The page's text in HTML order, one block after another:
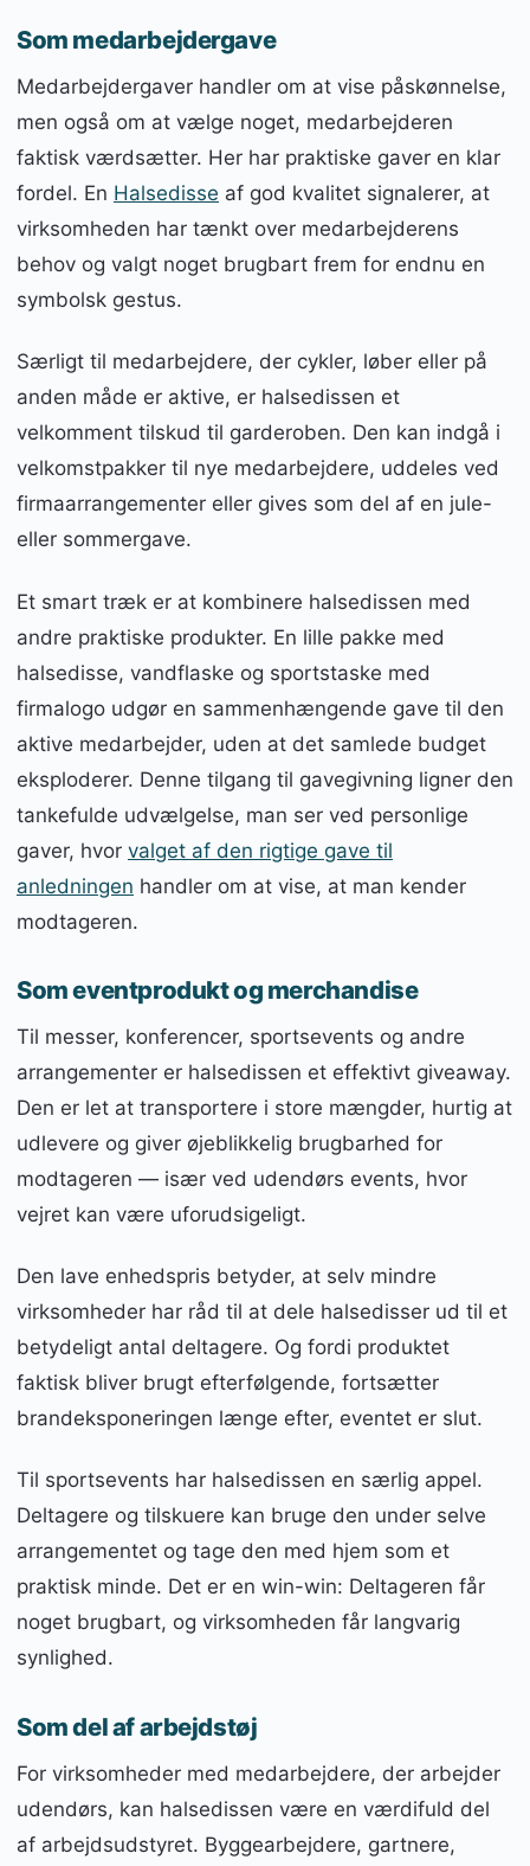
Som medarbejdergave
Medarbejdergaver handler om at vise påskønnelse,
men også om at vælge noget, medarbejderen
faktisk værdsætter. Her har praktiske gaver en klar
fordel. En Halsedisse af god kvalitet signalerer, at
virksomheden har tænkt over medarbejderens
behov og valgt noget brugbart frem for endnu en
symbolsk gestus.
Særligt til medarbejdere, der cykler, løber eller på
anden måde er aktive, er halsedissen et
velkomment tilskud til garderoben. Den kan indgå i
velkomstpakker til nye medarbejdere, uddeles ved
firmaarrangementer eller gives som del af en jule-
eller sommergave.
Et smart træk er at kombinere halsedissen med
andre praktiske produkter. En lille pakke med
halsedisse, vandflaske og sportstaske med
firmalogo udgør en sammenhængende gave til den
aktive medarbejder, uden at det samlede budget
eksploderer. Denne tilgang til gavegivning ligner den
tankefulde udvælgelse, man ser ved personlige
gaver, hvor valget af den rigtige gave til
anledningen handler om at vise, at man kender
modtageren.
Som eventprodukt og merchandise
Til messer, konferencer, sportsevents og andre
arrangementer er halsedissen et effektivt giveaway.
Den er let at transportere i store mængder, hurtig at
udlevere og giver øjeblikkelig brugbarhed for
modtageren — især ved udendørs events, hvor
vejret kan være uforudsigeligt.
Den lave enhedspris betyder, at selv mindre
virksomheder har råd til at dele halsedisser ud til et
betydeligt antal deltagere. Og fordi produktet
faktisk bliver brugt efterfølgende, fortsætter
brandeksponeringen længe efter, eventet er slut.
Til sportsevents har halsedissen en særlig appel.
Deltagere og tilskuere kan bruge den under selve
arrangementet og tage den med hjem som et
praktisk minde. Det er en win-win: Deltageren får
noget brugbart, og virksomheden får langvarig
synlighed.
Som del af arbejdstøj
For virksomheder med medarbejdere, der arbejder
udendørs, kan halsedissen være en værdifuld del
af arbejdsudstyret. Byggearbejdere, gartnere,